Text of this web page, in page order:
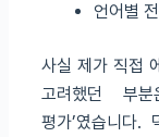
언어별
사실 제가 직접
고려했던 부
평가’였습니다